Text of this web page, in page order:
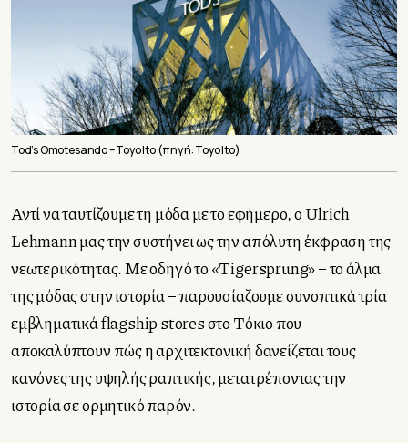
Tod’s Omotesando – Toyo Ito (πηγή: Toyo Ito)
Αντί να ταυτίζουμε τη μόδα με το εφήμερο, ο Ulrich
Lehmann μας την συστήνει ως την απόλυτη έκφραση της
νεωτερικότητας. Με οδηγό το «Tigersprung» – το άλμα
της μόδας στην ιστορία – παρουσίαζουμε συνοπτικά τρία
εμβληματικά flagship stores στο Τόκιο που
αποκαλύπτουν πώς η αρχιτεκτονική δανείζεται τους
κανόνες της υψηλής ραπτικής, μετατρέποντας την
ιστορία σε ορμητικό παρόν.